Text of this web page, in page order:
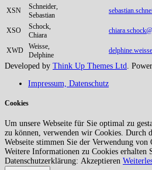
XSN
Schneider,
Sebastian
XSO
Schock,
Chiara
XWD
Weisse,
Delphine
Developed by Think Up Themes Ltd.
Impressum, Datenschutz
Cookies
Um unsere Webseite für Sie optimal zu
zu können, verwenden wir Cookies. Durch
Webseite stimmen Sie der Verwendung von
Weitere Informationen zu Cookies erhalten
Datenschutzerklärung: Akzeptieren